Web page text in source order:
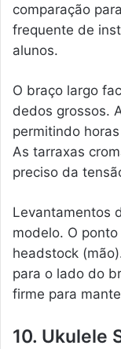
comparação
frequente de
alunos.
O braço largo
dedos grossos.
permitindo
As tarraxas
preciso da
Levantamentos
modelo. O
headstock
para o lado do
firme para
10. Ukulele